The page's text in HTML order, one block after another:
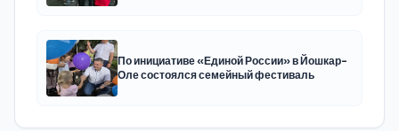
По инициативе «Единой России» в Йошкар-
Оле состоялся семейный фестиваль